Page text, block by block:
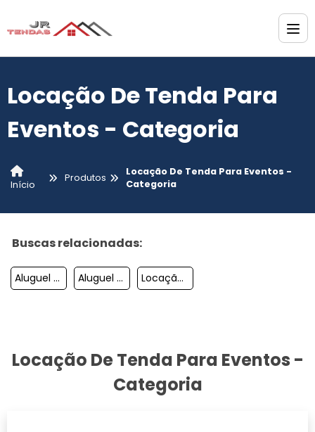
Locação De Tenda Para
Eventos - Categoria
Início
Produtos
Locação De Tenda Para Eventos -
Categoria
Buscas relacionadas:
Aluguel De Tendas Orçamento Aluguel Tendas Para Eventos Sp Locação De Tendas E Palcos
Locação De Tenda Para Eventos -
Categoria